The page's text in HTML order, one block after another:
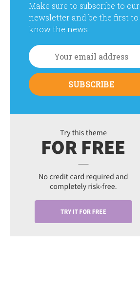
Make sure to subscribe to our
newsletter and be the first to
know the news.